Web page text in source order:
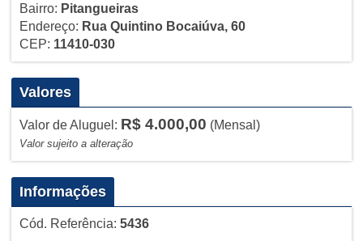
Bairro: Pitangueiras
Endereço: Rua Quintino Bocaiúva, 60
CEP: 11410-030
Valores
Valor de Aluguel: R$ 4.000,00 (Mensal)
Valor sujeito a alteração
Informações
Cód. Referência: 5436